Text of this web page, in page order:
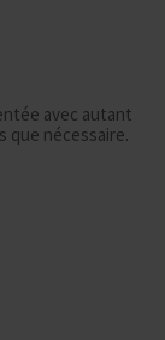
avec autant
que nécessaire.